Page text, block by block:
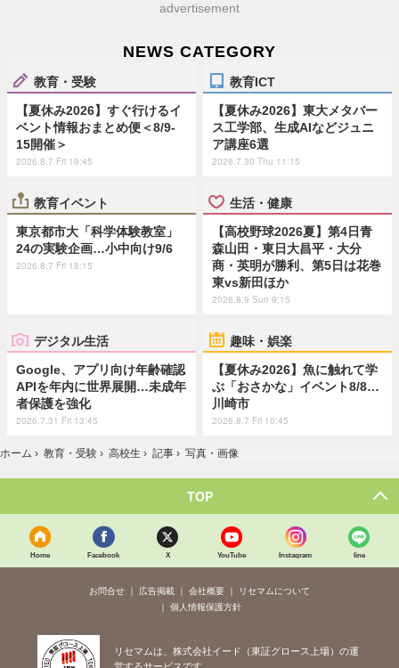
advertisement
NEWS CATEGORY
教育・受験
【夏休み2026】すぐ行けるイ
ベント情報おまとめ便＜8/9-
15開催＞
2026.8.7 Fri 19:45
教育ICT
【夏休み2026】東大メタバー
ス工学部、生成AIなどジュニ
ア講座6選
2026.7.30 Thu 11:15
教育イベント
東京都市大「科学体験教室」
24の実験企画…小中向け9/6
2026.8.7 Fri 18:15
生活・健康
【高校野球2026夏】第4日青
森山田・東日大昌平・大分
商・英明が勝利、第5日は花巻
東vs新田ほか
2026.8.9 Sun 9:15
デジタル生活
Google、アプリ向け年齢確認
APIを年内に世界展開…未成年
者保護を強化
2026.7.31 Fri 13:45
趣味・娯楽
【夏休み2026】魚に触れて学
ぶ「おさかな」イベント8/8…
川崎市
2026.8.7 Fri 10:45
ホーム › 教育・受験 › 高校生 › 記事 › 写真・画像
TOP
Home Facebook X YouTube Instagram line
お問合せ 広告掲載 会社概要
リセマムについて
個人情報保護方針
リセマムは、株式会社イード（東証グロース上場）の運